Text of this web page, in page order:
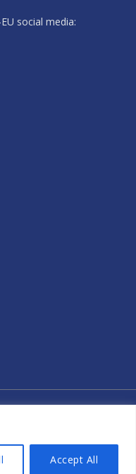
Accept All
social media: